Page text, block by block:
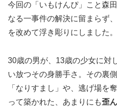
今回の「いもけんぴ」こと森
なる一事件の解決に留まらず
を改めて浮き彫りにしました。
30歳の男が、13歳の少女に対
い放つその身勝手さ。その裏
「なりすまし」や、逃げ場を
って築かれた、あまりにも歪